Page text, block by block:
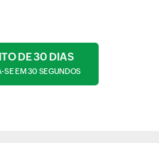
DE 30 DIAS
SE EM 30 SEGUNDOS